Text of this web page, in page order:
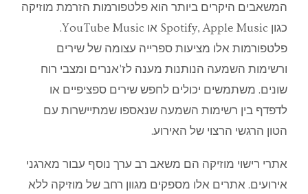
המשאבים היקרים ביותר הוא פלטפורמות הזרמת מוזיקה
כגון Spotify, Apple Music או YouTube Music.
פלטפורמות אלו מציעות ספרייה עצומה של שירים
ורשימות השמעה הנותנות מענה לז'אנרים ומצבי רוח
שונים. משתמשים יכולים לחפש שירים ספציפיים או
לדפדף בין רשימות השמעה שנאספו שמתיישרות עם
הטון הרגשי הרצוי של האירוע.
אתרי רישוי מוזיקה הם משאב רב ערך נוסף עבור מארגני
אירועים. אתרים אלו מספקים מגוון רחב של מוזיקה ללא